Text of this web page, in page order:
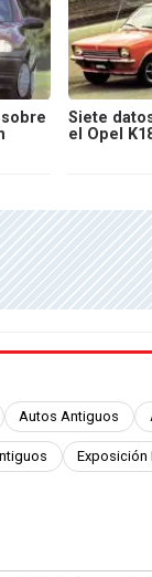
Siete
el Opel
Autos Antiguos
Exposición